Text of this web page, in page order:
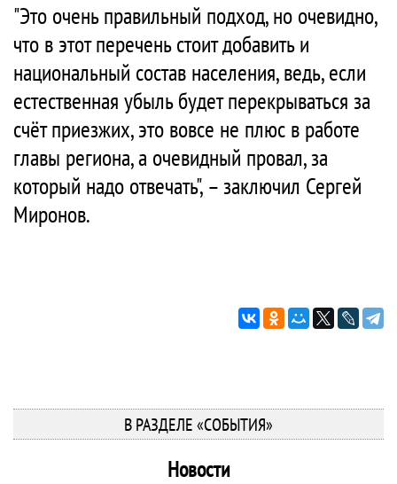
"Это очень правильный подход, но очевидно,
что в этот перечень стоит добавить и
национальный состав населения, ведь, если
естественная убыль будет перекрываться за
счёт приезжих, это вовсе не плюс в работе
главы региона, а очевидный провал, за
который надо отвечать", – заключил Сергей
Миронов.
В РАЗДЕЛЕ «СОБЫТИЯ»
Новости